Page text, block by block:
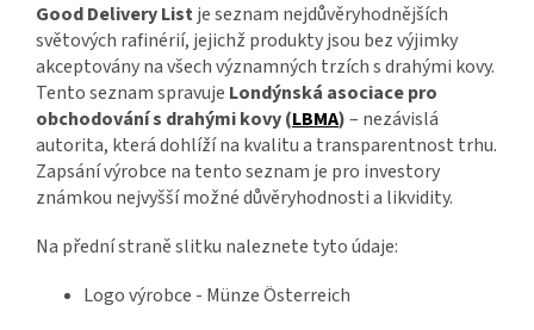
Good Delivery Listje seznam nejdůvěryhodnějších
světových rafinérií, jejichž produkty jsou bez výjimky
akceptovány na všech významných trzích s drahými kovy.
Tento seznam spravuje Londýnská asociace pro
obchodování s drahými kovy (LBMA)– nezávislá
autorita, která dohlíží na kvalitu a transparentnost trhu.
Zapsání výrobce na tento seznam je pro investory
známkou nejvyšší možné důvěryhodnosti a likvidity.
Na přední straně slitku naleznete tyto údaje:
Logo výrobce - Münze Österreich